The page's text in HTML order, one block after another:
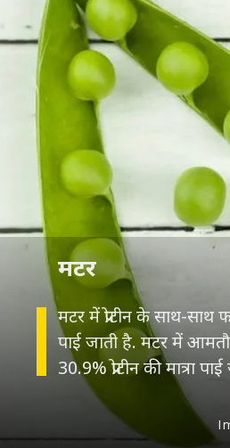
मटर में प्रोटीन के साथ-साथ
पाई जाती है. मटर में
30.9% प्रोटीन की मात्रा
मटर